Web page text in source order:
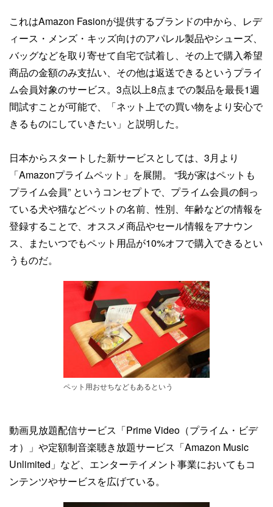
これはAmazon Fasionが提供するブランドの中から、レデ
ィース・メンズ・キッズ向けのアパレル製品やシューズ、
バッグなどを取り寄せて自宅で試着し、その上で購入希望
商品の金額のみ支払い、その他は返送できるというプライ
ム会員対象のサービス。3点以上8点までの製品を最長1週
間試すことが可能で、「ネット上での買い物をより安心で
きるものにしていきたい」と説明した。
日本からスタートした新サービスとしては、3月より
「Amazonプライムペット」を展開。 “我が家はペットも
プライム会員” というコンセプトで、プライム会員の飼っ
ている犬や猫などペットの名前、性別、年齢などの情報を
登録することで、オススメ商品やセール情報をアナウン
ス、またいつでもペット用品が10%オフで購入できるとい
うものだ。
ペット用おせちなどもあるという
動画見放題配信サービス「Prime Video（プライム・ビデ
オ）」や定額制音楽聴き放題サービス「Amazon Music
Unlimited」など、エンターテイメント事業においてもコ
ンテンツやサービスを広げている。